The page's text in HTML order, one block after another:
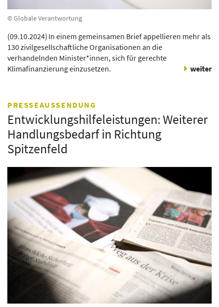
© Globale Verantwortung
(09.10.2024) In einem gemeinsamen Brief appellieren mehr als
130 zivilgesellschaftliche Organisationen an die
verhandelnden Minister*innen, sich für gerechte
Klimafinanzierung einzusetzen.
weiter
PRESSEAUSSENDUNG
Entwicklungshilfeleistungen: Weiterer
Handlungsbedarf in Richtung
Spitzenfeld